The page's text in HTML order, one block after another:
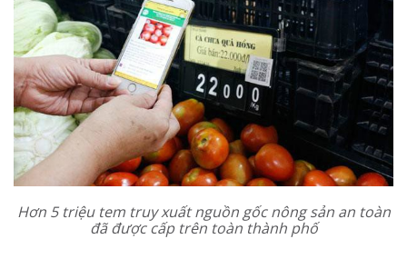
Hơn 5 triệu tem truy xuất nguồn gốc nông sản an toàn
đã được cấp trên toàn thành phố